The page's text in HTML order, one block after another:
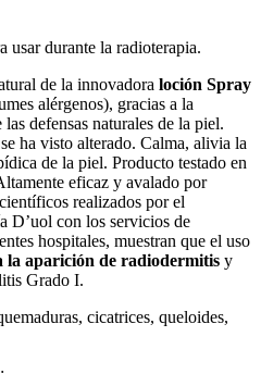
usar durante la radioterapia.
de la innovadora loción Spray
alérgenos), gracias a la
defensas naturales de la piel.
ha visto alterado. Calma, alivia la
de la piel. Producto testado en
eficaz y avalado por
realizados por el
D’uol con los servicios de
hospitales, muestran que el uso
la aparición de radiodermitis y
Grado I.
cicatrices, queloides,